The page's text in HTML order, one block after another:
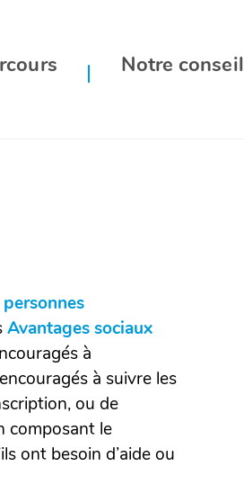
Notre conseil
Avantages sociaux
à
à suivre les
ou de
composant le
ont besoin d’aide ou